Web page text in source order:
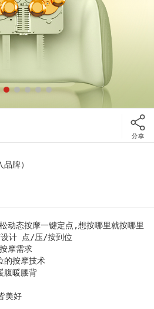
牌）
动态按摩一键定点,想按哪里就按哪里
设计 点/压/按到位
摩需求
的按摩技术
腹暖腰背
美好